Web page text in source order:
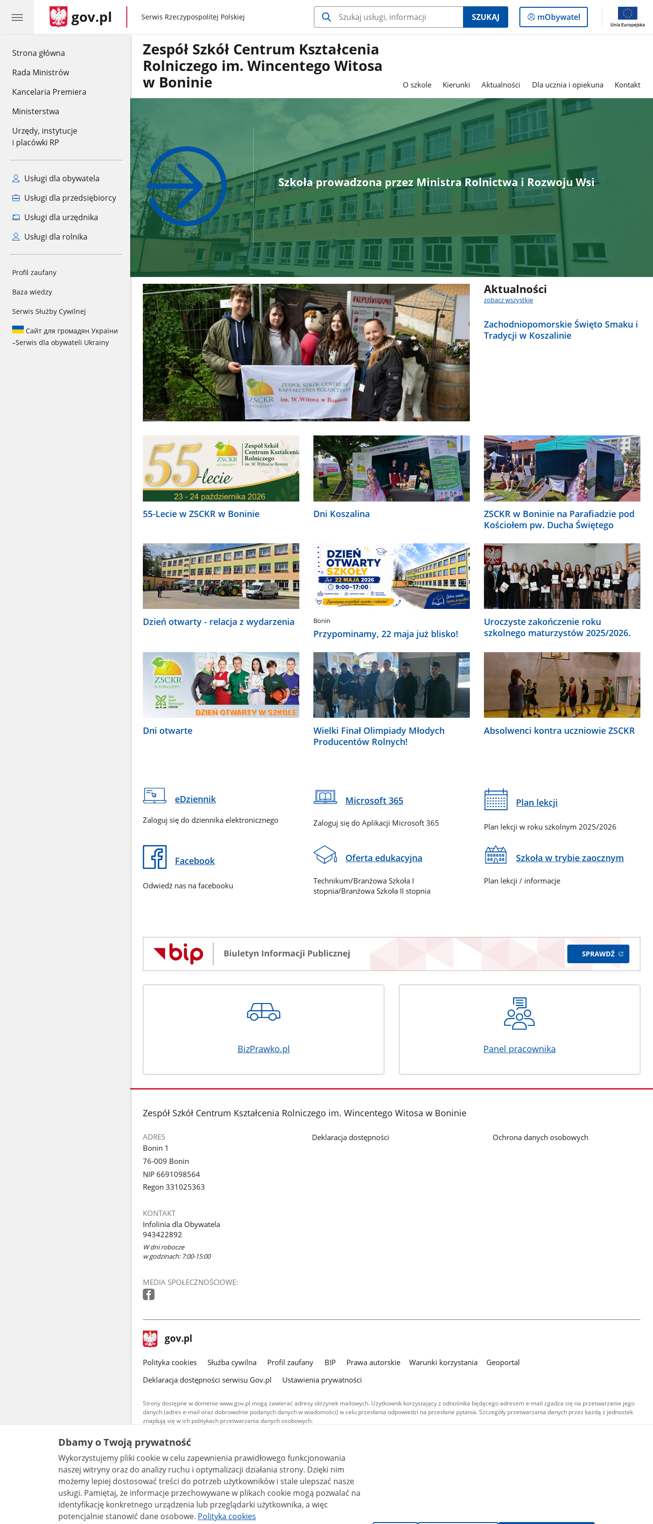
Strona główna
Rada Ministrów
Kancelaria Premiera
Ministerstwa
Urzędy, instytucje
i placówki RP
Usługi dla obywatela
Usługi dla przedsiębiorcy
Usługi dla urzędnika
Usługi dla rolnika
Profil zaufany
Baza wiedzy
Serwis Służby Cywilnej
Сайт для громадян України
–Serwis dla obywateli Ukrainy
gov.pl gov.pl
Serwis Rzeczypospolitej Polskiej SZUKAJ
Logowanie
do
mObywatel
Zespół Szkół Centrum Kształcenia
Rolniczego im. Wincentego Witosa
w Boninie
O szkole Kierunki Aktualności Dla ucznia i opiekuna Kontakt
Szkoła prowadzona przez Ministra Rolnictwa i Rozwoju Wsi
Aktualności
zobacz wszystkie
Zachodniopomorskie Święto Smaku i
Tradycji w Koszalinie
55-Lecie w ZSCKR w Boninie Dni Koszalina
ZSCKR w Boninie na Parafiadzie pod
Kościołem pw. Ducha Świętego
Dzień otwarty - relacja z wydarzenia Bonin
Przypominamy, 22 maja już blisko!
Uroczyste zakończenie roku
szkolnego maturzystów 2025/2026.
Dni otwarte
Wielki Finał Olimpiady Młodych
Producentów Rolnych!
Absolwenci kontra uczniowie ZSCKR
eDziennik
Zaloguj się do dziennika elektronicznego
Microsoft 365
Zaloguj się do Aplikacji Microsoft 365
Plan lekcji
Plan lekcji w roku szkolnym 2025/2026
Facebook
Odwiedź nas na facebooku
Oferta edukacyjna
Technikum/Branżowa Szkoła I
stopnia/Branżowa Szkoła II stopnia
Szkoła w trybie zaocznym
Plan lekcji / informacje
BizPrawko.pl Panel pracownika
stopka
Zespół Szkół Centrum Kształcenia Rolniczego im. Wincentego Witosa w Boninie
ADRES
Bonin 1
76-009 Bonin
NIP 6691098564
Regon 331025363
KONTAKT
Infolinia dla Obywatela
943422892
W dni robocze
w godzinach: 7:00-15:00
MEDIA SPOŁECZNOŚCIOWE:
Deklaracja dostępności Ochrona danych osobowych
stopka
gov.pl Strona
gov.pl
gov.pl
Polityka cookies Służba cywilna Profil zaufany BIP Prawa autorskie Warunki korzystania
Geoportal
Deklaracja dostępności serwisu Gov.pl
Ustawienia prywatności
Strony dostępne w domenie www.gov.pl mogą zawierać adresy skrzynek mailowych. Użytkownik korzystający z odnośnika będącego adresem e-mail zgadza się na przetwarzanie jego
danych (adres e-mail oraz dobrowolnie podanych danych w wiadomości) w celu przesłania odpowiedzi na przesłane pytania. Szczegóły przetwarzania danych przez każdą z jednostek
znajdują się w ich politykach przetwarzania danych osobowych.
Treści tekstowe publikowane w serwisie (z wyłączeniem treści audiowizualnych), są
udostępniane na licencji typu Creative Commons: uznanie autorstwa - na tych samych
warunkach 4.0 (CC BY-SA 4.0). Materiały audiowizualne, w tym zdjęcia, materiały audio i wideo,
są udostępniane na licencji typu Creative Commons: uznanie autorstwa użycie niekomercyjne -
bez utworów zależnych 4.0 (CC BY-NC-ND 4.0), o ile nie jest to stwierdzone inaczej.
Dbamy o Twoją prywatność
Wykorzystujemy pliki cookie w celu zapewnienia prawidłowego funkcjonowania
naszej witryny oraz do analizy ruchu i optymalizacji działania strony. Dzięki nim
możemy lepiej dostosować treści do potrzeb użytkowników i stale ulepszać nasze
usługi. Pamiętaj, że informacje przechowywane w plikach cookie mogą pozwalać na
identyfikację konkretnego urządzenia lub przeglądarki użytkownika, a więc
potencjalnie stanowić dane osobowe. Polityka cookies